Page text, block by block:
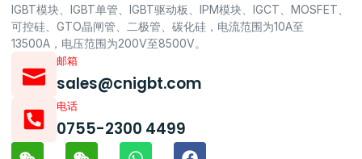
IGBT模块、IGBT单管、IGBT驱动板、IPM模块、IGCT、MOSFET、
可控硅、GTO晶闸管、二极管、碳化硅，电流范围为10A至
13500A，电压范围为200V至8500V。
邮箱
sales@cnigbt.com
电话
0755-2300 4499